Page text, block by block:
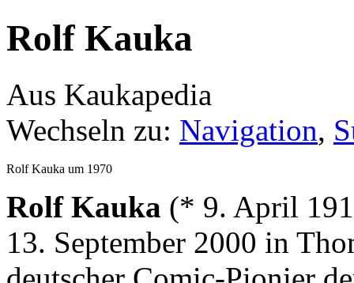
Rolf Kauka
Aus Kaukapedia
Wechseln zu: Navigation,
Rolf Kauka um 1970
Rolf Kauka (* 9. April
13. September 2000 in